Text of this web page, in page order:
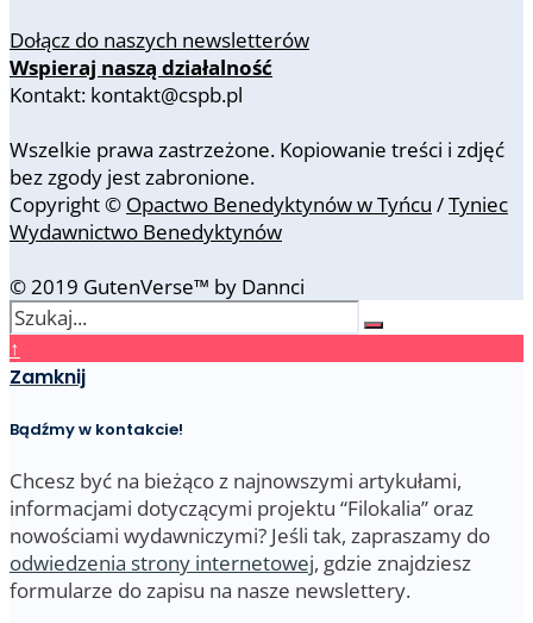
Dołącz do naszych newsletterów
Wspieraj naszą działalność
Kontakt: kontakt@cspb.pl
Wszelkie prawa zastrzeżone. Kopiowanie treści i zdjęć
bez zgody jest zabronione.
Copyright © Opactwo Benedyktynów w Tyńcu /Tyniec
Wydawnictwo Benedyktynów
© 2019 GutenVerse™ by Dannci
↑
Zamknij
Bądźmy w kontakcie!
Chcesz być na bieżąco z najnowszymi artykułami,
informacjami dotyczącymi projektu “Filokalia” oraz
nowościami wydawniczymi? Jeśli tak, zapraszamy do
odwiedzenia strony internetowej, gdzie znajdziesz
formularze do zapisu na nasze newslettery.